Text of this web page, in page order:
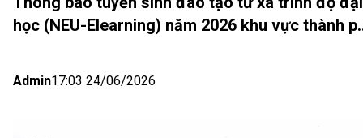
học (NEU-Elearning) năm 2026 khu vực thành
Admin17:03 24/06/2026